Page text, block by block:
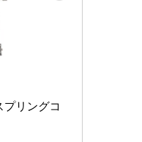
プリングコ